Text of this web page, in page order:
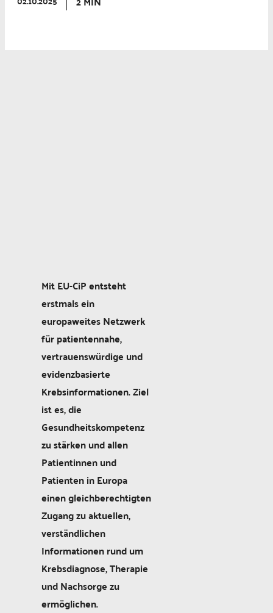
Mit EU-CiP entsteht
erstmals ein
europaweites Netzwerk
für patientennahe,
vertrauenswürdige und
evidenzbasierte
Krebsinformationen. Ziel
ist es, die
Gesundheitskompetenz
zu stärken und allen
Patientinnen und
Patienten in Europa
einen gleichberechtigten
Zugang zu aktuellen,
verständlichen
Informationen rund um
Krebsdiagnose, Therapie
und Nachsorge zu
ermöglichen.